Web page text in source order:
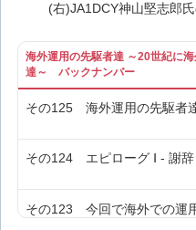
(右)JA1DCY神山堅志郎
海外運用の先駆者達 ～20世紀に
達～ バックナンバー
その125 海外運用の先駆者
その124 エピローグ Ⅰ - 謝
その123 今回で海外での運